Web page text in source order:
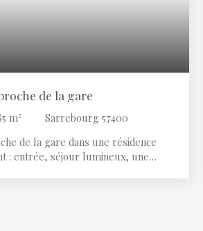
de la gare
m²
Sarrebourg 57400
de la gare dans une résidence
: entrée, séjour lumineux, une